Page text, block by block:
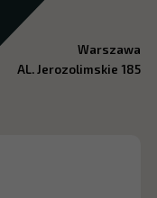
Warszawa
AL. Jerozolimskie 185